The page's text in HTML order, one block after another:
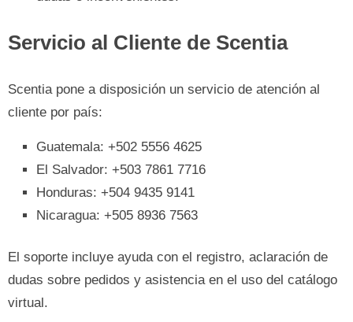
Servicio al Cliente de Scentia
Scentia pone a disposición un servicio de atención al
cliente por país:
Guatemala: +502 5556 4625
El Salvador: +503 7861 7716
Honduras: +504 9435 9141
Nicaragua: +505 8936 7563
El soporte incluye ayuda con el registro, aclaración de
dudas sobre pedidos y asistencia en el uso del catálogo
virtual.